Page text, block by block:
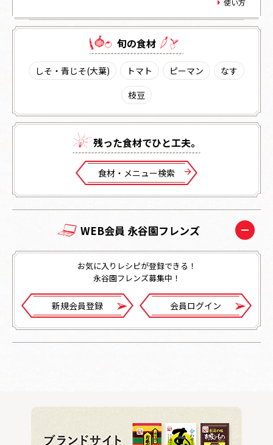
旬の⾷材
しそ・青じそ(大葉) トマト ピーマン
なす
枝豆
残った⾷材でひと⼯夫。
⾷材・メニュー検索
WEB会員 永谷園フレンズ
お気に入りレシピが登録できる！
永谷園フレンズ募集中！
新規会員登録 会員ログイン